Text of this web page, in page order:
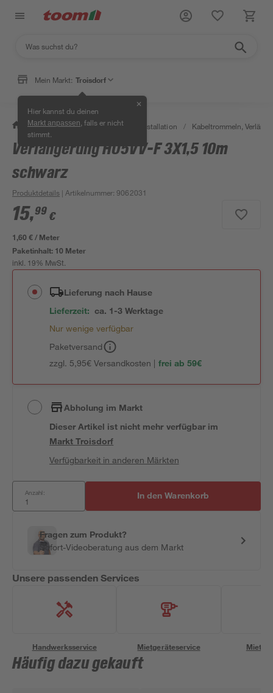
Mein Markt: Troisdorf
Hier kannst du deinen
Markt anpassen , falls er nicht
stimmt.
✕
/ Bauen & Renovieren / Elektroinstallation / Kabeltrommeln,
Verlängerung HO5VV-F 3X1,5 10m
schwarz
Produktdetails | Artikelnummer:9062031
15,99 €
1,60 € / Meter
Paketinhalt: 10 Meter
inkl. 19% MwSt.
Lieferung nach Hause
Lieferzeit: ca. 1-3 Werktage
Nur wenige verfügbar
Paketversand
zzgl. 5,95€ Versandkosten | frei ab 59€
Abholung im Markt
Dieser Artikel ist nicht mehr verfügbar im
MarktTroisdorf
Verfügbarkeit in anderen Märkten
Anzahl: In den Warenkorb
Fragen zum Produkt?
Sofort-Videoberatung aus dem Markt
Unsere passenden Services
Handwerksservice Mietgeräteservice
Häufig dazu gekauft